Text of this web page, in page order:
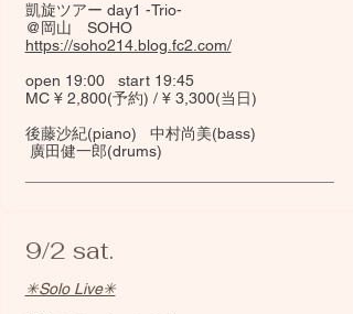
凱旋ツアー day1 -Trio-
@岡山 SOHO
https://soho214.blog.fc2.com/
open 19:00 start 19:45
MC ¥ 2,800(予約) / ¥ 3,300(当日)
後藤沙紀(piano) 中村尚美(bass)
廣田健一郎(drums)
9/2 sat.
✳︎Solo Live✳︎